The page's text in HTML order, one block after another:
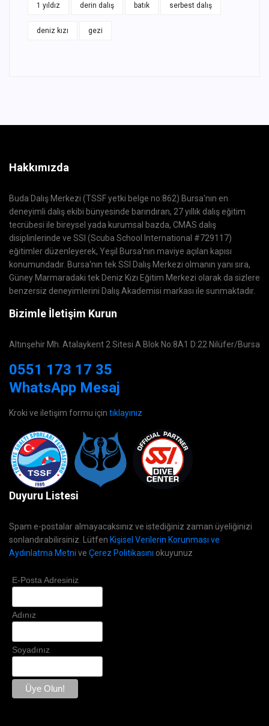
1 yıldız derin dalış batık serbest dalış
deniz kızı gezi
Hakkımızda
Buda Dalış Merkezi (TSSF yetki belge no:862) Bursa'nın en
deneyimli dalış ekibi bünyesinde barındıran, 27 yıllık dalış eğitim
tecrübesi ile bireysel yada kurumsal bazda, CMAS dalış
disiplinlerinde ve SSI (Scuba School International #729117)
eğitimler düzenleyerek, Yeşil Bursa'nın maviye açılan kapısı
konumundadır. Bursa'nın tek SSI Dalış Merkezi olmanın yanı sıra,
Güney Marmaradaki tek Deniz Kızı Eğitim Merkezi olarak da sizlere
benzersiz deneyimlerini Dalış Akademisi markası ile sunmaktadır.
Bizimle İletişim Kurun
Altınşehir Mh. Atalaykent 2 Sitesi A Blok No:8A1 D:22 Nilüfer/Bursa
0551 173 17 35
WhatsApp Mesaj
Kroki ve iletişim formu için tıklayınız
Duyuru Listesi
Spam e-postalar almayacaksınız ve istediğiniz zaman üyeliğinizi
sonlandırabilirsiniz. Lütfen Kişisel Verilerin Korunması ve
Aydınlatma Metni ve Çerez Politikasını okuyunuz
E-Posta Adresiniz
Adınız
Soyadınız